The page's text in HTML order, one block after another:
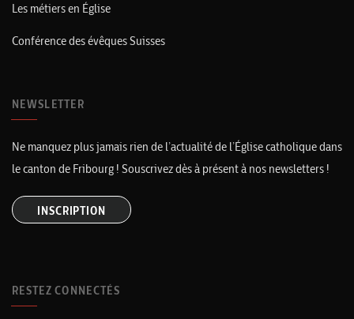
Les métiers en Église
Conférence des évêques Suisses
NEWSLETTER
Ne manquez plus jamais rien de l’actualité de l’Église catholique dans
le canton de Fribourg ! Souscrivez dès à présent à nos newsletters !
INSCRIPTION
RESTEZ CONNECTÉS